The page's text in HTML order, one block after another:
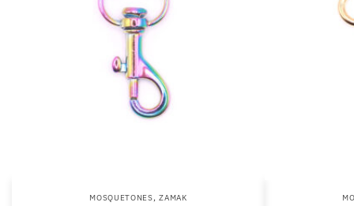
MOSQUETONES,ZAMAK